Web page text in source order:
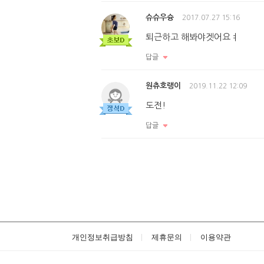
슈슈우슝 2017.07.27 15:16
퇴근하고 해봐야겟어요ㅕ
답글
원츄호랭이 2019.11.22 12:09
도전!
답글
개인정보취급방침 제휴문의 이용약관